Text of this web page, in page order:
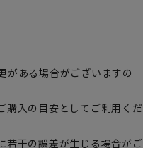
ある場合がございますの
入の目安としてご利用くだ
干の誤差が生じる場合がご